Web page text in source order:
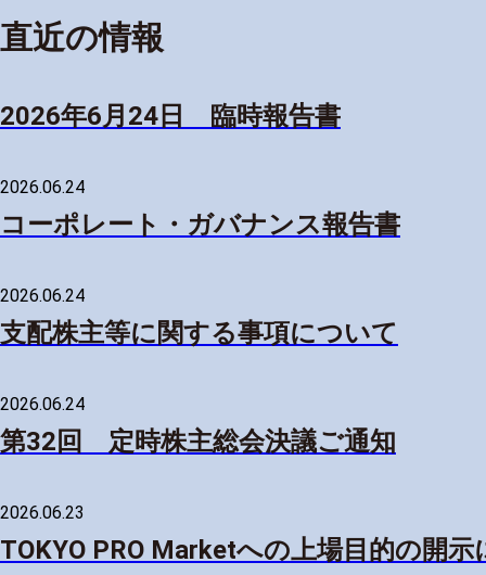
直近の情報
2026年6月24日 臨時報告書
2026.06.24
コーポレート・ガバナンス報告書
2026.06.24
支配株主等に関する事項について
2026.06.24
第32回 定時株主総会決議ご通知
2026.06.23
TOKYO PRO Marketへの上場目的の開示